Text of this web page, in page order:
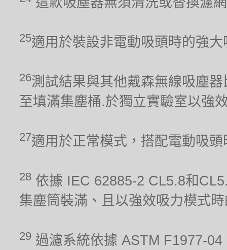
25適用於裝設非電動吸頭時的強
26測試結果與其他戴森無線吸塵
至填滿集塵桶.於獨立實驗室以強
27適用於正常模式，搭配電動吸
28 依據 IEC 62885-2 CL5.8和
集塵筒裝滿、且以強效吸力模式
29 過濾系統依據 ASTM F1977-